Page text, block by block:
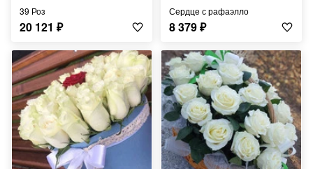
39 Роз
20 121 ₽
Сердце с рафаэлло
8 379₽